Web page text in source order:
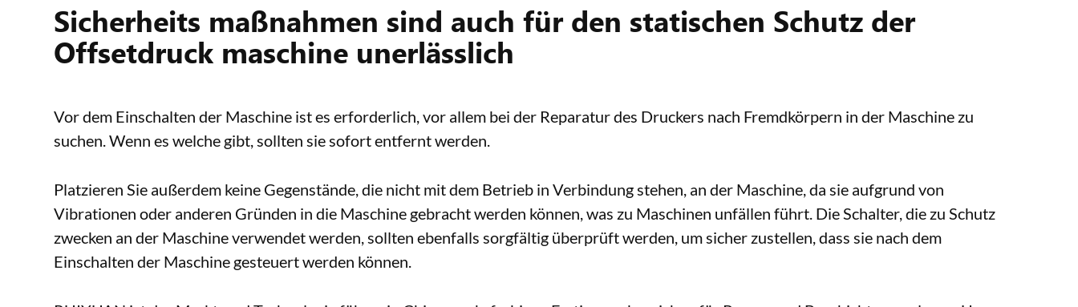
Sicherheits maßnahmen sind auch für den statischen Schutz der
Offsetdruck maschine unerlässlich
Vor dem Einschalten der Maschine ist es erforderlich, vor allem bei der Reparatur des Druckers nach Fremdkörpern in der Maschine zu
suchen. Wenn es welche gibt, sollten sie sofort entfernt werden.
Platzieren Sie außerdem keine Gegenstände, die nicht mit dem Betrieb in Verbindung stehen, an der Maschine, da sie aufgrund von
Vibrationen oder anderen Gründen in die Maschine gebracht werden können, was zu Maschinen unfällen führt. Die Schalter, die zu Schutz
zwecken an der Maschine verwendet werden, sollten ebenfalls sorgfältig überprüft werden, um sicher zustellen, dass sie nach dem
Einschalten der Maschine gesteuert werden können.